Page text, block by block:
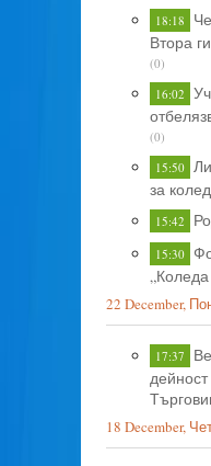
18:18
Втора
(0)
16:02
(0)
15:50
за
15:42
15:30
22 December,
17:37
18 December,